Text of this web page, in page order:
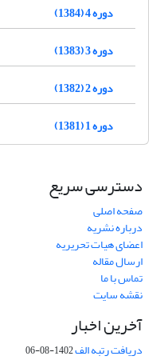
دوره 4 (1384)
دوره 3 (1383)
دوره 2 (1382)
دوره 1 (1381)
دسترسی سریع
صفحه اصلی
درباره نشریه
اعضای هیات تحریریه
ارسال مقاله
تماس با ما
نقشه سایت
آخرین اخبار
دریافت رتبه الف1402-08-06